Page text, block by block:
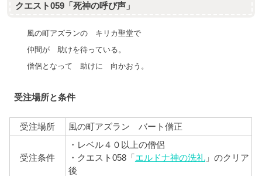
クエスト059「死神の呼び声」
風の町アズランの キリカ聖堂で
仲間が 助けを待っている。
僧侶となって 助けに 向かおう。
受注場所と条件
受注場所 風の町アズラン バート僧正
受注条件
・レベル４０以上の僧侶
・クエスト058「エルドナ神の洗礼」のクリア
後